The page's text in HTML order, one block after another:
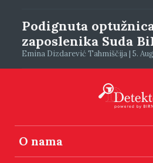
Podignuta
zaposlenika Suda
Emina Dizdarević Tahmiščija | 5.
O nama